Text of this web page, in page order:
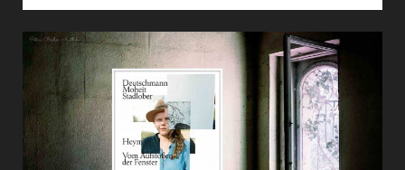
(WOLFGANG
SCHIFFER
LIEST
GEDICHTE
AUS
ISLAND)